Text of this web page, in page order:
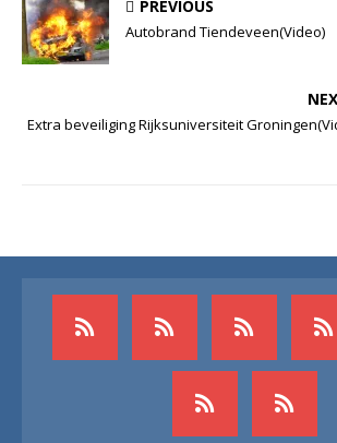
PREVIOUS
Autobrand Tiendeveen(Video)
Extra beveiliging Rijksuniversiteit